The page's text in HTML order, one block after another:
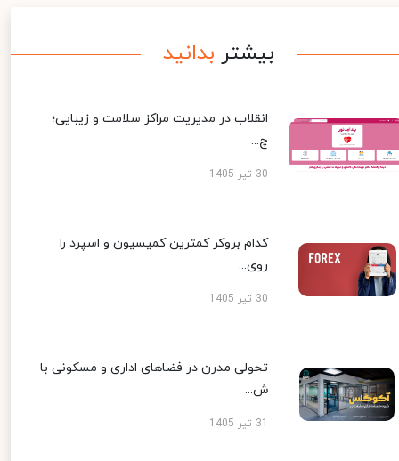
بیشتر بدانید
انقلاب در مدیریت مراکز سلامت و زیبایی؛
چ...
30 تیر 1405
کدام بروکر کمترین کمیسیون و اسپرد را
روی...
30 تیر 1405
تحولی مدرن در فضاهای اداری و مسکونی با
ش...